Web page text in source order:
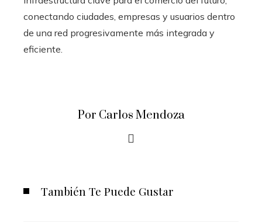
conectando ciudades, empresas y usuarios dentro
de una red progresivamente más integrada y
eficiente.
Por Carlos Mendoza
También Te Puede Gustar